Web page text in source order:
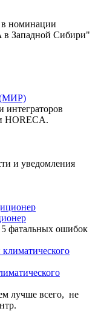
номинации
в Западной Сибири"
(МИР)
интеграторов
HORECA.
и уведомления
фатальных ошибок
лучше всего, не